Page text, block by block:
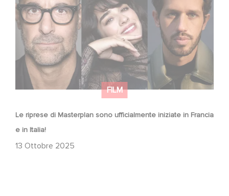
FILM
Le riprese di Masterplan sono ufficialmente iniziate in Francia
e in Italia!
13 Ottobre 2025